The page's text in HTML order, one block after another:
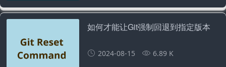
如何才能让Git强制回退到指定版本
2024-08-15 6.89 K